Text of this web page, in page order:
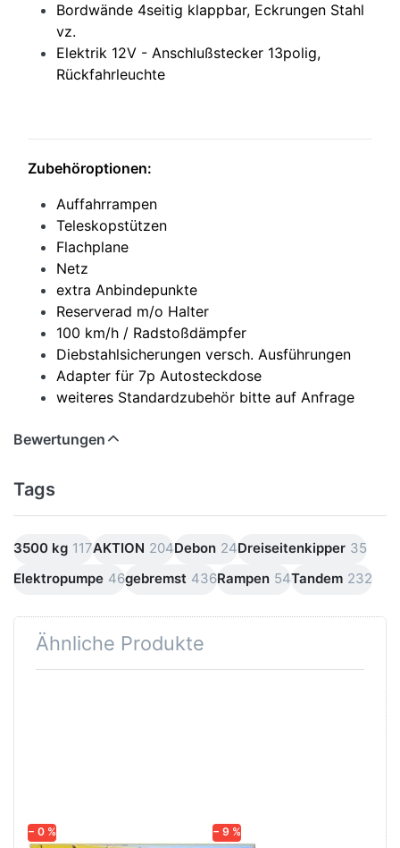
Bordwände 4seitig klappbar, Eckrungen Stahl
vz.
Elektrik 12V - Anschlußstecker 13polig,
Rückfahrleuchte
Zubehöroptionen:
Auffahrrampen
Teleskopstützen
Flachplane
Netz
extra Anbindepunkte
Reserverad m/o Halter
100 km/h / Radstoßdämpfer
Diebstahlsicherungen versch. Ausführungen
Adapter für 7p Autosteckdose
weiteres Standardzubehör bitte auf Anfrage
Bewertungen
Tags
3500 kg 117AKTION 204Debon 24Dreiseitenkipper 35
Elektropumpe 46gebremst 436Rampen 54Tandem 232
Ähnliche Produkte
− 0 % − 9 %